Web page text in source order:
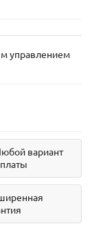
управлением
вариант